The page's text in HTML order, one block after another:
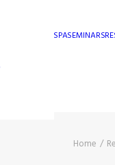
SPASEMINARS
Home